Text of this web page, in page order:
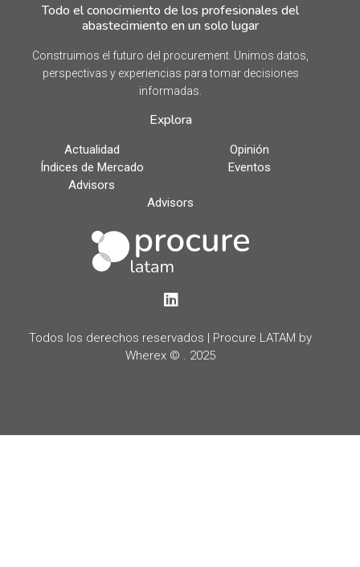
Todo el conocimiento de los profesionales del
abastecimiento en un solo lugar
Construimos el futuro del procurement. Unimos datos,
perspectivas y experiencias para tomar decisiones
informadas.
Explora
Actualidad
Opinión
Índices de Mercado
Eventos
Advisors
Advisors
LinkedIn
Todos los derechos reservados | Procure LATAM by
Wherex © . 2025